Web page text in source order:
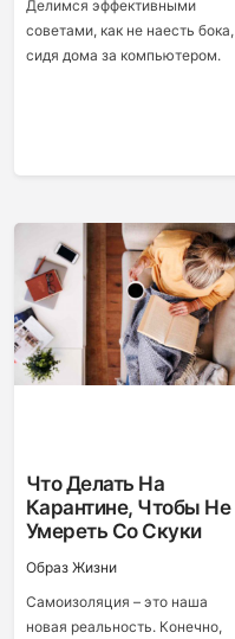
Делимся эффективными
советами, как не наесть бока,
сидя дома за компьютером.
Что Делать На
Карантине, Чтобы Не
Умереть Со Скуки
Образ Жизни
Самоизоляция – это наша
новая реальность. Конечно,